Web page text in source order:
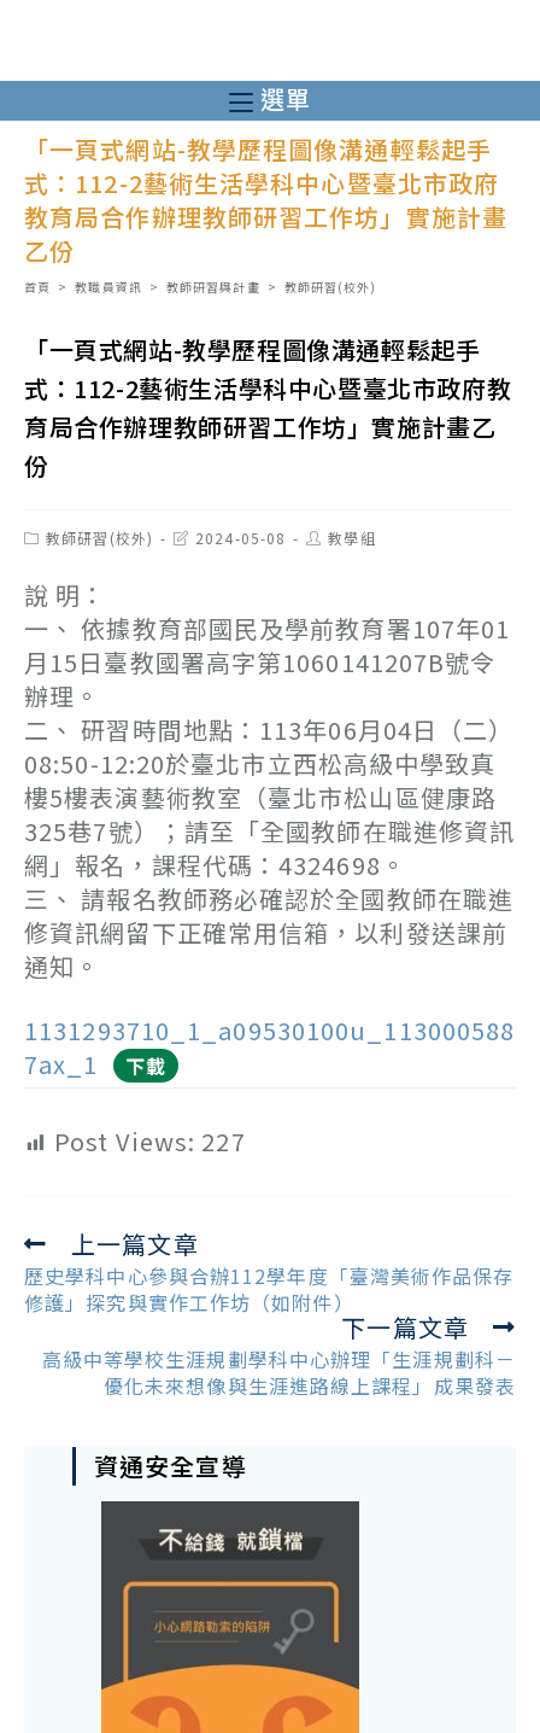
至
主
內
容
選單
「一頁式網站-教學歷程圖像溝通輕鬆起手
式：112-2藝術生活學科中心暨臺北市政府
教育局合作辦理教師研習工作坊」實施計畫
乙份
首頁 > 教職員資訊 > 教師研習與計畫 > 教師研習(校外)
「一頁式網站-教學歷程圖像溝通輕鬆起手
式：112-2藝術生活學科中心暨臺北市政府教
育局合作辦理教師研習工作坊」實施計畫乙
份
Post教師研習(校外)
Post2024-05-08
Post教學組
說 明：
一、 依據教育部國民及學前教育署107年01
月15日臺教國署高字第1060141207B號令
辦理。
二、 研習時間地點：113年06月04日（二）
08:50-12:20於臺北市立西松高級中學致真
樓5樓表演藝術教室（臺北市松山區健康路
325巷7號）；請至「全國教師在職進修資訊
網」報名，課程代碼：4324698。
三、 請報名教師務必確認於全國教師在職進
修資訊網留下正確常用信箱，以利發送課前
通知。
1131293710_1_a09530100u_113000588
7ax_1
下載
Post Views: 227
Read
more
articles
上一篇文章
歷史學科中心參與合辦112學年度「臺灣美術作品保存
修護」探究與實作工作坊（如附件）
下一篇文章
高級中等學校生涯規劃學科中心辦理「生涯規劃科－
優化未來想像與生涯進路線上課程」成果發表
資通安全宣導